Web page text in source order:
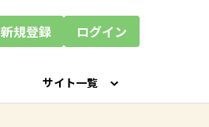
新規登録 ログイン
サイト一覧